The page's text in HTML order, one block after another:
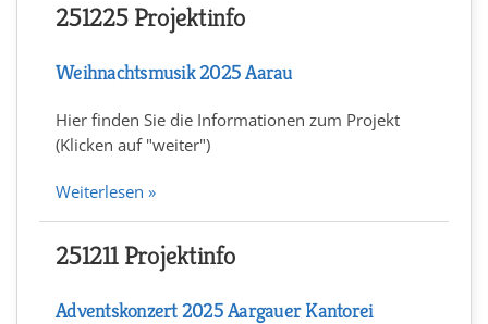
251225 Projektinfo
Weihnachtsmusik 2025 Aarau
Hier finden Sie die Informationen zum Projekt
(Klicken auf "weiter")
Weiterlesen »
251211 Projektinfo
Adventskonzert 2025 Aargauer Kantorei